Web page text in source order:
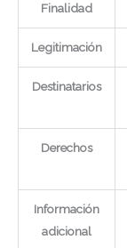
Finalidad
Legitimación
Destinatarios
Derechos
Información
adicional